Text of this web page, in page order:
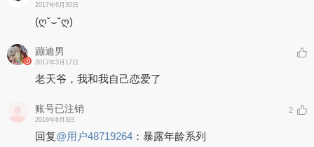
2017年6月30日
(ღ˘⌣˘ღ)
蹦迪男
2017年3月17日
老天爷，我和我自己恋爱了
账号已注销
2016年6月3日
2
回复@用户48719264 ： 暴露年龄系列